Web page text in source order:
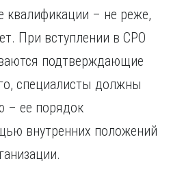
квалификации – не реже,
При вступлении в СРО
подтверждающие
специалисты должны
– ее порядок
внутренних положений